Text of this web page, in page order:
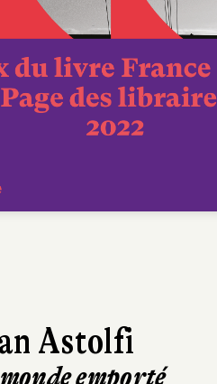
Astolfi